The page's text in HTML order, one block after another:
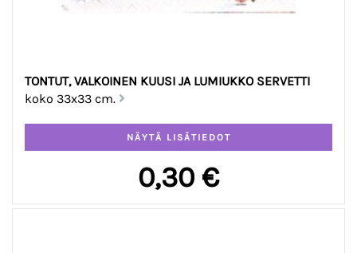
TONTUT, VALKOINEN KUUSI JA LUMIUKKO SERVETTI
koko 33x33 cm.
0,30 €